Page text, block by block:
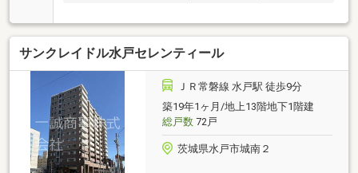
サンクレイドル水戸セレンティール
ＪＲ常磐線 水戸駅 徒歩9分
築19年1ヶ月/地上13階地下1階建
総戸数72戸
茨城県水戸市城南２